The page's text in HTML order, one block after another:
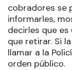
cobradores se
informarles,
decirles que
que retirar. Si
llamar a la
orden público.